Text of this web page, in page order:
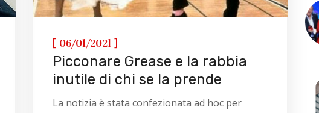
[ 06/01/2021 ]
Picconare Grease e la rabbia
inutile di chi se la prende
La notizia è stata confezionata ad hoc per